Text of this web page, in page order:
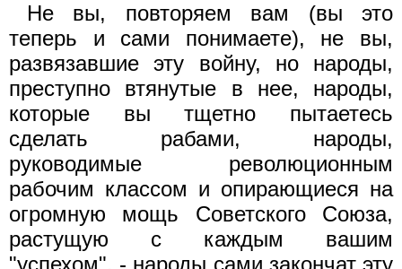
Не вы, повторяем вам (вы это
теперь и сами понимаете), не вы,
развязавшие эту войну, но народы,
преступно втянутые в нее, народы,
которые вы тщетно пытаетесь
сделать рабами, народы,
руководимые революционным
рабочим классом и опирающиеся на
огромную мощь Советского Союза,
растущую с каждым вашим